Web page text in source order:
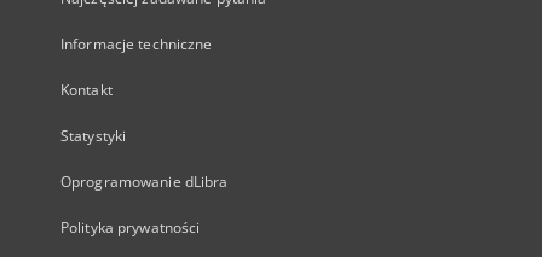
Informacje techniczne
Kontakt
Statystyki
Oprogramowanie dLibra
Polityka prywatności